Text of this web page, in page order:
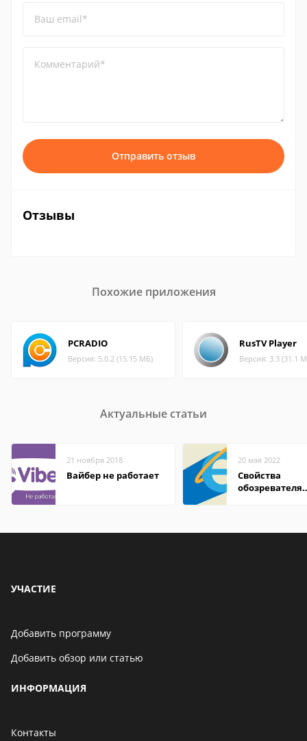
Ваш email*
Комментарий*
Отправить отзыв
Отзывы
Похожие приложения
PCRADIO
Версия: 5.0.2 (15.15 МБ)
RusTV Player
Версия: 3.3 (31.1
Актуальные статьи
21 ноября 2018
Вайбер не работает
20 мая 2022
Свойства
обозревателя
УЧАСТИЕ
Добавить программу
Добавить обзор или статью
ИНФОРМАЦИЯ
Контакты